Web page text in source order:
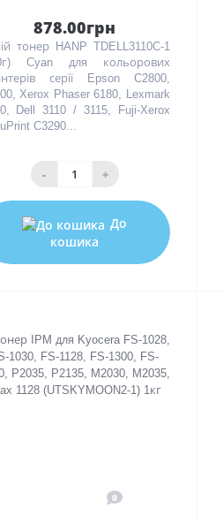
878.00грн
тонер HANP TDELL3110C-1
Cyan для кольорових
серії Epson C2800,
Xerox Phaser 6180, Lexmark
Dell 3110 / 3115, Fuji-Xerox
C3290...
- +
До
кошика
0